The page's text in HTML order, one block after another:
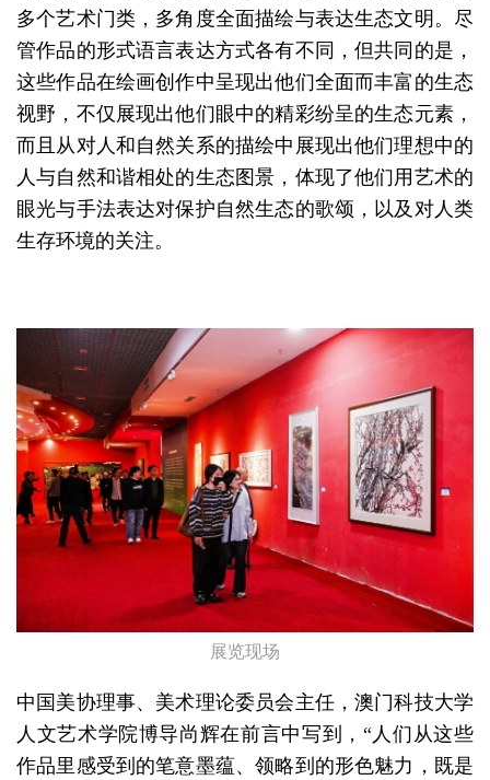
多个艺术门类，多角度全面描绘与表达生态文明。尽
管作品的形式语言表达方式各有不同，但共同的是，
这些作品在绘画创作中呈现出他们全面而丰富的生态
视野，不仅展现出他们眼中的精彩纷呈的生态元素，
而且从对人和自然关系的描绘中展现出他们理想中的
人与自然和谐相处的生态图景，体现了他们用艺术的
眼光与手法表达对保护自然生态的歌颂，以及对人类
生存环境的关注。
展览现场
中国美协理事、美术理论委员会主任，澳门科技大学
人文艺术学院博导尚辉在前言中写到，“人们从这些
作品里感受到的笔意墨蕴、领略到的形色魅力，既是